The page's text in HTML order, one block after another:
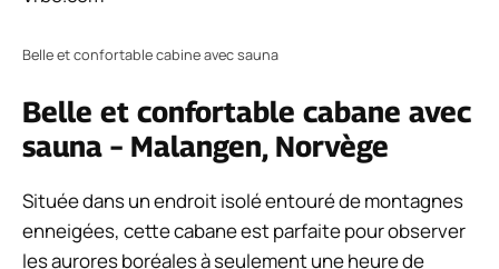
Belle et confortable cabine avec sauna
Belle et confortable cabane avec
sauna – Malangen, Norvège
Située dans un endroit isolé entouré de montagnes
enneigées, cette cabane est parfaite pour observer
les aurores boréales à seulement une heure de